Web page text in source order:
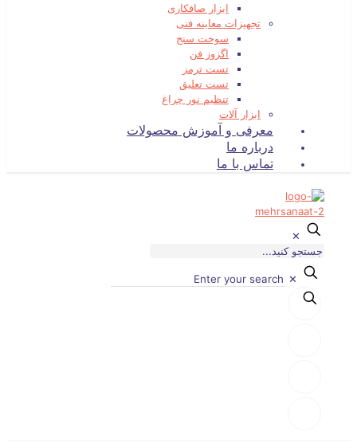
ابزار صافکاری
تجهیزات معاینه فنی
سوخت سنج
اگزوز فن
تست ترمز
تست تعلیق
تنظیم نور چراغ
ابزار آلات
معرفی و آموزش محصولات
درباره ما
تماس با ما
✕
✕